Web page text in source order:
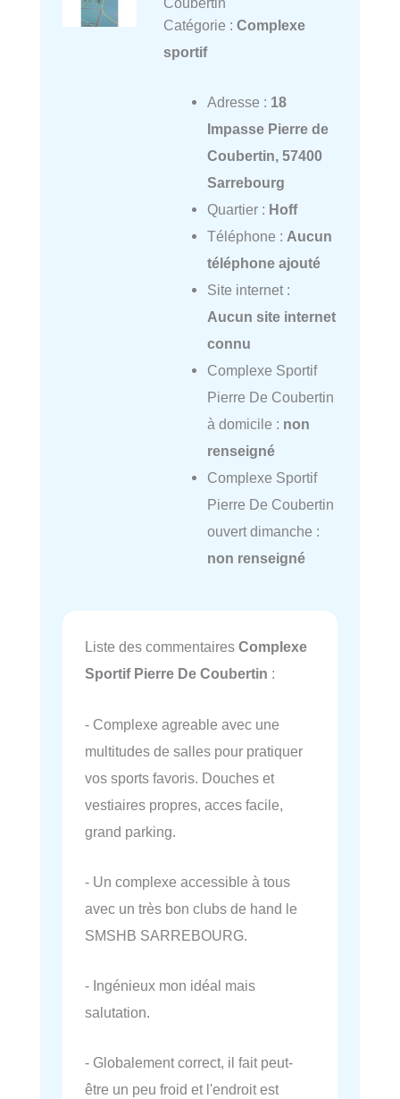
Catégorie : Complexe
sportif
Adresse : 18
Impasse Pierre de
Coubertin, 57400
Sarrebourg
Quartier : Hoff
Téléphone : Aucun
téléphone ajouté
Site internet :
Aucun site internet
connu
Complexe Sportif
Pierre De Coubertin
à domicile : non
renseigné
Complexe Sportif
Pierre De Coubertin
ouvert dimanche :
non renseigné
Liste des commentaires Complexe
Sportif Pierre De Coubertin :
- Complexe agreable avec une
multitudes de salles pour pratiquer
vos sports favoris. Douches et
vestiaires propres, acces facile,
grand parking.
- Un complexe accessible à tous
avec un très bon clubs de hand le
SMSHB SARREBOURG.
- Ingénieux mon idéal mais
salutation.
- Globalement correct, il fait peut-
être un peu froid et l'endroit est